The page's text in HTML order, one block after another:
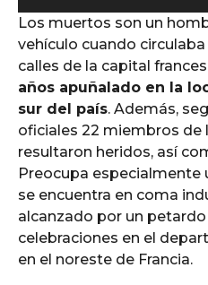
o
r
d
e
v
í
d
e
o
Los muertos son un
vehículo cuando
calles de la capital
años apuñalado en la
sur del país. Además,
oficiales 22 miembros de
resultaron heridos, así
Preocupa especialmente
se encuentra en coma
alcanzado por un
celebraciones en el
en el noreste de Francia.